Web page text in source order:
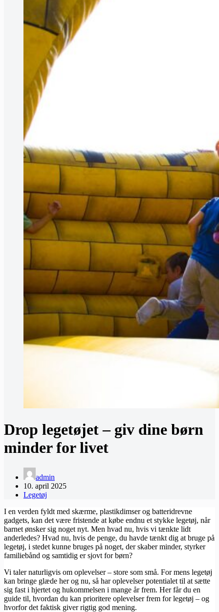
Drop legetøjet – giv dine børn
minder for livet
admin
10. april 2025
Legetøj
I en verden fyldt med skærme, plastikdimser og batteridrevne
gadgets, kan det være fristende at købe endnu et stykke legetøj, når
barnet ønsker sig noget nyt. Men hvad nu, hvis vi tænkte lidt
anderledes? Hvad nu, hvis de penge, du havde tænkt dig at bruge på
legetøj, i stedet kunne bruges på noget, der skaber minder, styrker
familiebånd og samtidig er sjovt for børn?
Vi taler naturligvis om oplevelser – store som små. For mens legetøj
kan bringe glæde her og nu, så har oplevelser potentialet til at sætte
sig fast i hjertet og hukommelsen i mange år frem. Her får du en
guide til, hvordan du kan prioritere oplevelser frem for legetøj – og
hvorfor det faktisk giver rigtig god mening.